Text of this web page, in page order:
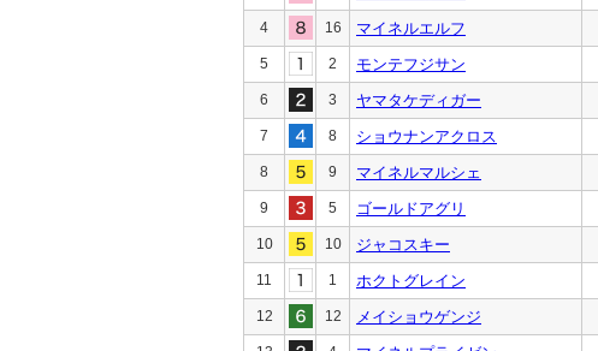
4 16 マイネルエルフ
5 2 モンテフジサン
6 3 ヤマタケディガー
7 8 ショウナンアクロス
8 9 マイネルマルシェ
9 5 ゴールドアグリ
10 10 ジャコスキー
11 1 ホクトグレイン
12 12 メイショウゲンジ